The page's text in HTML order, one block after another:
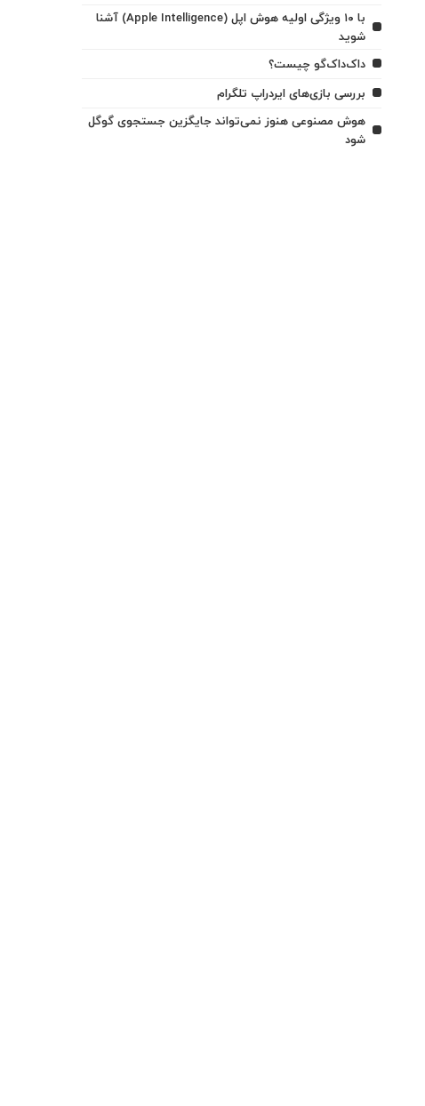
با ۱۰ ویژگی اولیه هوش اپل (Apple Intelligence) آشنا
شوید
داک‌داک‌گو چیست؟
بررسی بازی‌های ایردراپ تلگرام
هوش مصنوعی هنوز نمی‌تواند جایگزین جستجوی گوگل
شود